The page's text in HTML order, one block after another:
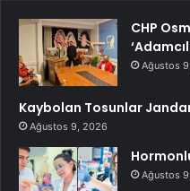
CHP
Ağustos
Kaybolan Tosunlar
Ağustos 9, 2026
Ağustos